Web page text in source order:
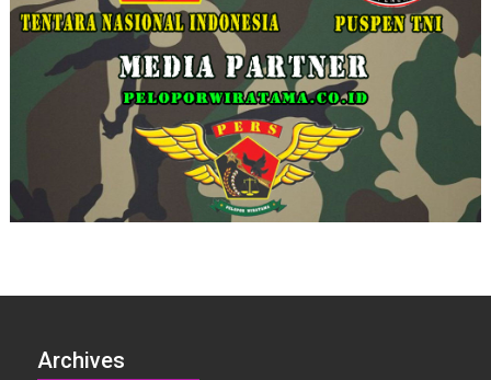
Archives